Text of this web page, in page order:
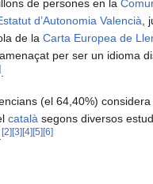
de persones en la
d’Autonomia Valencià ,
de la Carta Europea de
per ser un idioma
(el 64,40%)
català segons diversos
[2] [3] [4] [5] [6]